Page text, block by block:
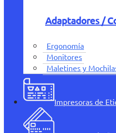
Adaptadores /
Ergonomía
Monitores
Maletines y
Impresoras de